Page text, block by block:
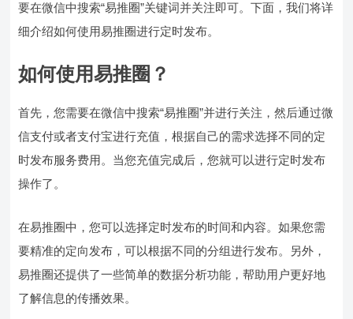
要在微信中搜索“易推圈”关键词并关注即可。下面，我们将详
细介绍如何使用易推圈进行定时发布。
如何使用易推圈？
首先，您需要在微信中搜索“易推圈”并进行关注，然后通过微
信支付或者支付宝进行充值，根据自己的需求选择不同的定
时发布服务费用。当您充值完成后，您就可以进行定时发布
操作了。
在易推圈中，您可以选择定时发布的时间和内容。如果您需
要精准的定向发布，可以根据不同的分组进行发布。另外，
易推圈还提供了一些简单的数据分析功能，帮助用户更好地
了解信息的传播效果。